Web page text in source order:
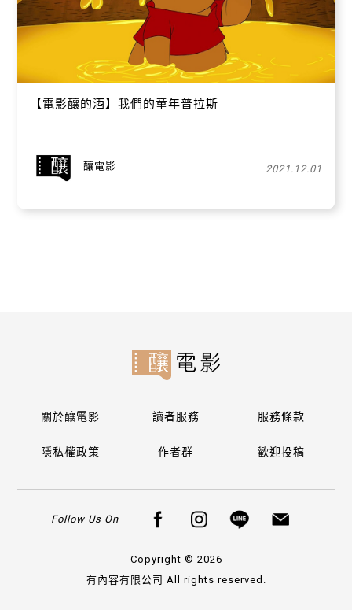
【電影釀的酒】我們的童年普拉斯
釀電影 2021.12.01
關於釀電影 讀者服務 服務條款
隱私權政策 作者群 歡迎投稿
Follow Us On
Copyright © 2026
有內容有限公司 All rights reserved.